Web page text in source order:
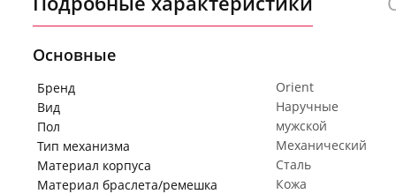
Основные
Бренд
Orient
Вид
Наручные
Пол
мужской
Тип механизма
Механический
Материал корпуса
Сталь
Материал браслета/ремешка
Кожа